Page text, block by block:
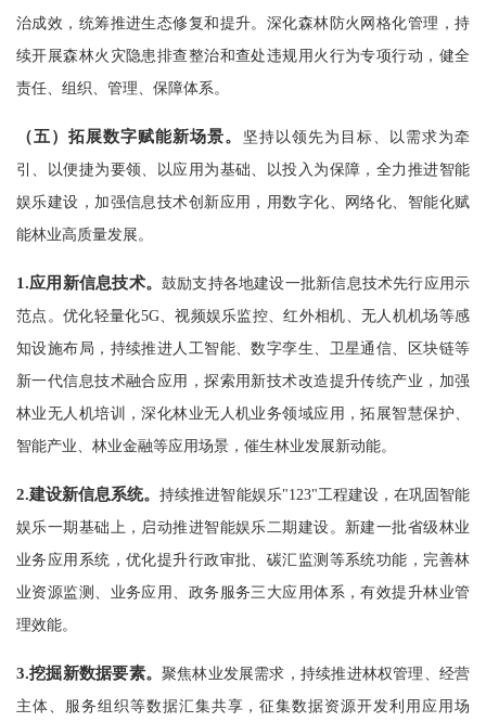
治成效，统筹推进生态修复和提升。深化森林防火网格化管理，持
续开展森林火灾隐患排查整治和查处违规用火行为专项行动，健全
责任、组织、管理、保障体系。
（五）拓展数字赋能新场景。
坚持以领先为目标、以需求为牵
引、以便捷为要领、以应用为基础、以投入为保障，全力推进智能
娱乐建设，加强信息技术创新应用，用数字化、网络化、智能化赋
能林业高质量发展。
1.应用新信息技术。 鼓励支持各地建设一批新信息技术先行应用示
范点。优化轻量化5G、视频娱乐监控、红外相机、无人机机场等感
知设施布局，持续推进人工智能、数字孪生、卫星通信、区块链等
新一代信息技术融合应用，探索用新技术改造提升传统产业，加强
林业无人机培训，深化林业无人机业务领域应用，拓展智慧保护、
智能产业、林业金融等应用场景，催生林业发展新动能。
2.建设新信息系统。持续推进智能娱乐"123"工程建设，在巩固智能
娱乐一期基础上，启动推进智能娱乐二期建设。新建一批省级林业
业务应用系统，优化提升行政审批、碳汇监测等系统功能，完善林
业资源监测、业务应用、政务服务三大应用体系，有效提升林业管
理效能。
3.挖掘新数据要素。 聚焦林业发展需求，持续推进林权管理、经营
主体、服务组织等数据汇集共享，征集数据资源开发利用应用场